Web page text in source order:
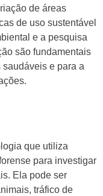
de áreas
de uso sustentável
e a pesquisa
são fundamentais
e para a
que utiliza
para investigar
Ela pode ser
tráfico de